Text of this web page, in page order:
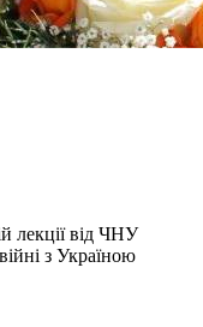
лекції від ЧНУ
з Україною